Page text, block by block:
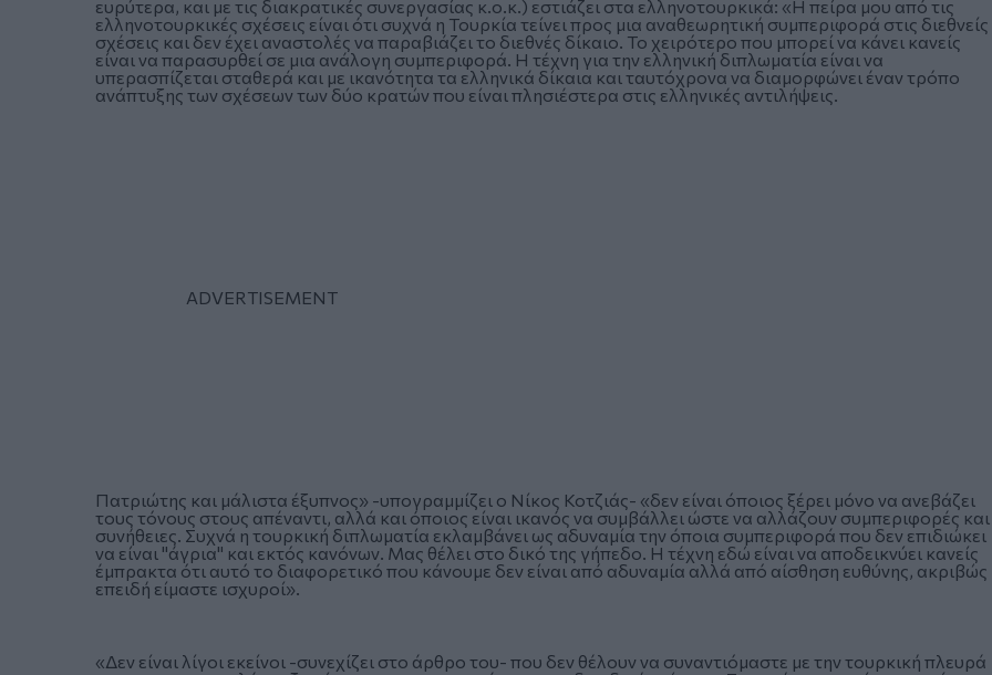
ευρύτερα, και με τις διακρατικές συνεργασίας κ.ο.κ.) εστιάζει στα ελληνοτουρκικά: «Η πείρα μου από τις
ελληνοτουρκικές σχέσεις είναι ότι συχνά η Τουρκία τείνει προς μια αναθεωρητική συμπεριφορά στις διεθνείς
σχέσεις και δεν έχει αναστολές να παραβιάζει το διεθνές δίκαιο. Το χειρότερο που μπορεί να κάνει κανείς
είναι να παρασυρθεί σε μια ανάλογη συμπεριφορά. Η τέχνη για την ελληνική διπλωματία είναι να
υπερασπίζεται σταθερά και με ικανότητα τα ελληνικά δίκαια και ταυτόχρονα να διαμορφώνει έναν τρόπο
ανάπτυξης των σχέσεων των δύο κρατών που είναι πλησιέστερα στις ελληνικές αντιλήψεις.
Πατριώτης και μάλιστα έξυπνος» -υπογραμμίζει ο Νίκος Κοτζιάς- «δεν είναι όποιος ξέρει μόνο να ανεβάζει
τους τόνους στους απέναντι, αλλά και όποιος είναι ικανός να συμβάλλει ώστε να αλλάζουν συμπεριφορές και
συνήθειες. Συχνά η τουρκική διπλωματία εκλαμβάνει ως αδυναμία την όποια συμπεριφορά που δεν επιδιώκει
να είναι "άγρια" και εκτός κανόνων. Μας θέλει στο δικό της γήπεδο. Η τέχνη εδώ είναι να αποδεικνύει κανείς
έμπρακτα ότι αυτό το διαφορετικό που κάνουμε δεν είναι από αδυναμία αλλά από αίσθηση ευθύνης, ακριβώς
επειδή είμαστε ισχυροί».
«Δεν είναι λίγοι εκείνοι -συνεχίζει στο άρθρο του- που δεν θέλουν να συναντιόμαστε με την τουρκική πλευρά